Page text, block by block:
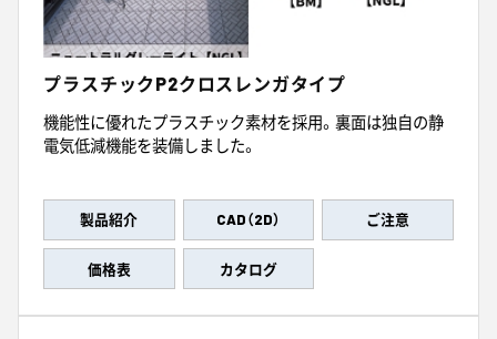
プラスチックP2クロスレンガタイプ
機能性に優れたプラスチック素材を採用。裏面は独自の静
電気低減機能を装備しました。
製品紹介 CAD（2D） ご注意
価格表 カタログ